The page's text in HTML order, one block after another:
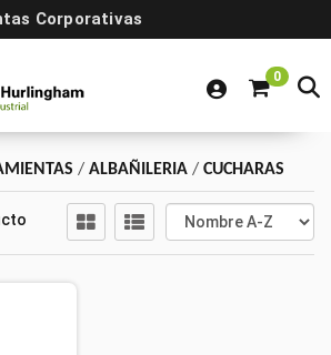
Corporativas
0
/ ALBAÑILERIA / CUCHARAS